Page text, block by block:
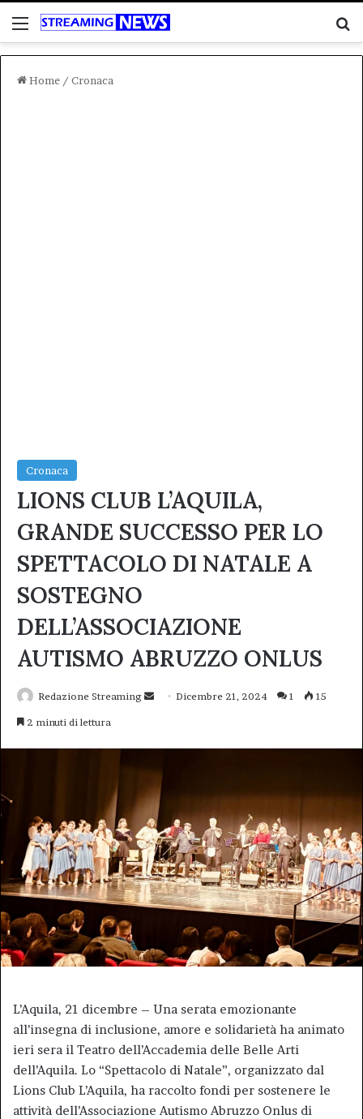
Menu
Home / Cronaca
Cronaca
LIONS CLUB L’AQUILA,
GRANDE SUCCESSO PER LO
SPETTACOLO DI NATALE A
SOSTEGNO
DELL’ASSOCIAZIONE
AUTISMO ABRUZZO ONLUS
Redazione Streaming
InviaDicembre 21, 2024 1 15
2 minuti di lettura
L’Aquila, 21 dicembre – Una serata emozionante
all’insegna di inclusione, amore e solidarietà ha animato
ieri sera il Teatro dell’Accademia delle Belle Arti
dell’Aquila. Lo “Spettacolo di Natale”, organizzato dal
Lions Club L’Aquila, ha raccolto fondi per sostenere le
attività dell’Associazione Autismo Abruzzo Onlus di